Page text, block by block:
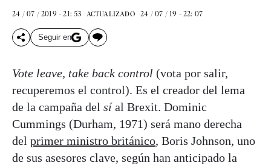
24 / 07 / 2019 - 21: 53 ACTUALIZADO 24 / 07 / 19 - 22: 07
Seguir en
Vote leave, take back control (vota por salir,
recuperemos el control). Es el creador del lema
de la campaña del síal Brexit. Dominic
Cummings (Durham, 1971) será mano derecha
del primer ministro británico, Boris Johnson, uno
de sus asesores clave, según han anticipado la